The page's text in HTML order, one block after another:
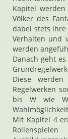
Kapitel
Völker des
dabei stets ihre
Verhalten und
werden
Danach geht
Diese
Regelwerken
bis W wie
Mit Kapitel 4